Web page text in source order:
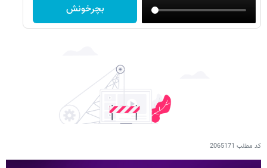
بچرخونش
کد مطلب 2065171